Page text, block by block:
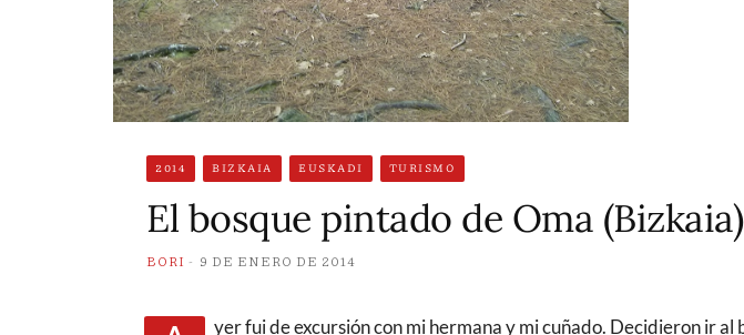
2014 BIZKAIA EUSKADI TURISMO
El bosque pintado de Oma (Bizkaia)
BORI 9 DE ENERO DE 2014